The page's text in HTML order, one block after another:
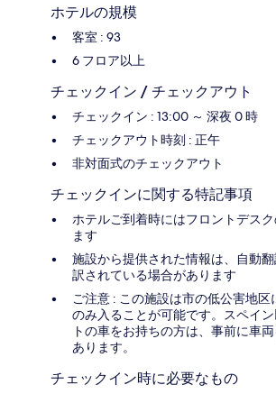
ホテルの規模
客室 : 93
6 フロア以上
チェックイン / チェックアウト
チェックイン : 13:00 ～ 深夜 0 時
チェックアウト時刻 : 正午
非対面式のチェックアウト
チェックインに関する特記事項
ホテルご到着時にはフロントデス
ます
施設から提供された情報は、自動
訳されている場合があります
ご注意 : この施設は市の低公害地
のみ入ることが可能です。スペイ
トの車をお持ちの方は、事前に車
あります。
チェックイン時に必要なもの